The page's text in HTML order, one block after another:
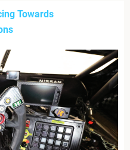
Towards